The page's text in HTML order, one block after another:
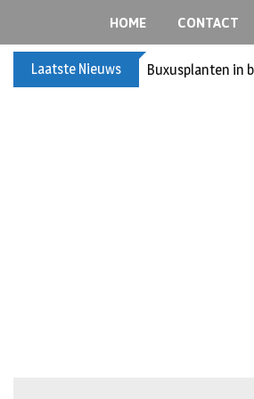
HOME CONTACT
Laatste Nieuws Buxusplanten in